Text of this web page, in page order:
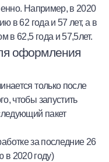
Например, в 2020
в 62 года и 57 лет, а в
в 62,5 года и 57,5лет.
оформления
только после
чтобы запустить
пакет
за последние 26
в 2020 году)